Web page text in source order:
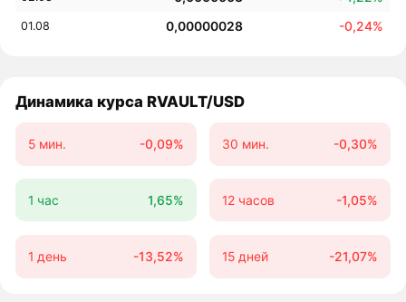
01.08 0,00000028 -0,24%
Динамика курса RVAULT/USD
5 мин. -0,09% 30 мин. -0,30%
1 час 1,65% 12 часов -1,05%
1 день -13,52% 15 дней -21,07%